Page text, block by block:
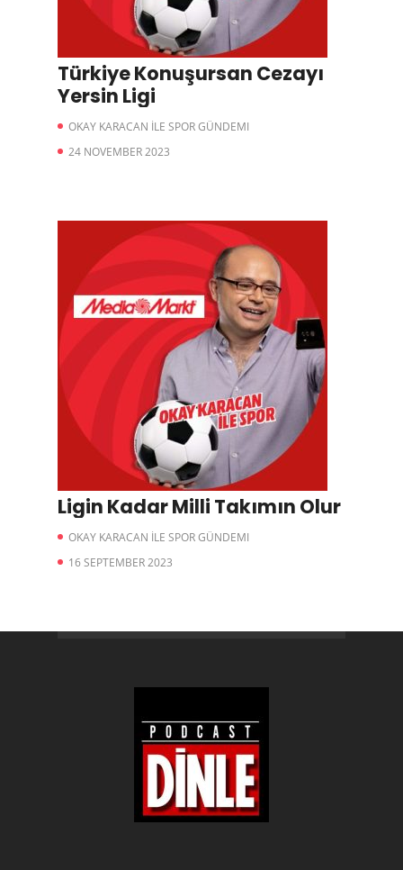
Türkiye Konuşursan Cezayı
Yersin Ligi
OKAY KARACAN İLE SPOR GÜNDEMI
24 NOVEMBER 2023
Ligin Kadar Milli Takımın Olur
OKAY KARACAN İLE SPOR GÜNDEMI
16 SEPTEMBER 2023